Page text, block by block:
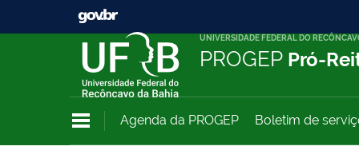
UNIVERSIDADE FEDERAL DO
PROGEP Pró-
Agenda da PROGEP Boletim de